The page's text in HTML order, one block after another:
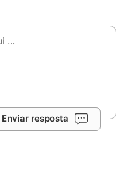
Enviar resposta